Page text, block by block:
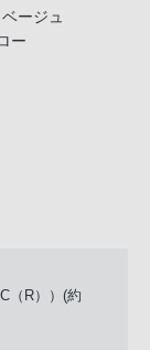
ベージュ
ー
（R））(約